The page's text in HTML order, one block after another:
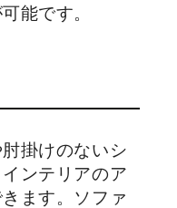
能です。
掛けのないシ
ンテリアのア
ます。ソファ